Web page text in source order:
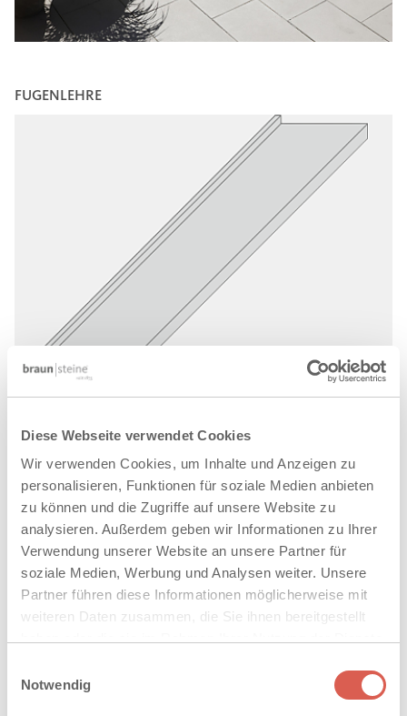
Diese Webseite verwendet Cookies
Wir verwenden Cookies, um Inhalte und Anzeigen zu
personalisieren, Funktionen für soziale Medien anbieten
zu können und die Zugriffe auf unsere Website zu
analysieren. Außerdem geben wir Informationen zu Ihrer
Verwendung unserer Website an unsere Partner für
soziale Medien, Werbung und Analysen weiter. Unsere
Partner führen diese Informationen möglicherweise mit
weiteren Daten zusammen, die Sie ihnen bereitgestellt
Cookies, wenn Sie unsere Webseite weiterhin nutzen.
Notwendig
FUGENLEHRE